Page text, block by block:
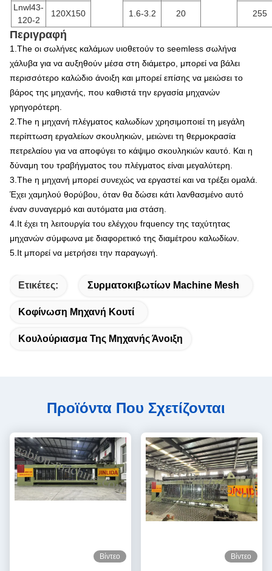
Lnwl43-
120-2
120X150 1.6-3.2 20 255
Περιγραφή
1.The οι σωλήνες καλάμων υιοθετούν το seemless σωλήνα
χάλυβα για να αυξηθούν μέσα στη διάμετρο, μπορεί να βάλει
περισσότερο καλώδιο άνοιξη και μπορεί επίσης να μειώσει το
βάρος της μηχανής, που καθιστά την εργασία μηχανών
γρηγορότερη.
2.The η μηχανή πλέγματος καλωδίων χρησιμοποιεί τη μεγάλη
περίπτωση εργαλείων σκουληκιών, μειώνει τη θερμοκρασία
πετρελαίου για να αποφύγει το κάψιμο σκουληκιών καυτό. Και η
δύναμη του τραβήγματος του πλέγματος είναι μεγαλύτερη.
3.The η μηχανή μπορεί συνεχώς να εργαστεί και να τρέξει ομαλά.
Έχει χαμηλού θορύβου, όταν θα δώσει κάτι λανθασμένο αυτό
έναν συναγερμό και αυτόματα μια στάση.
4.It έχει τη λειτουργία του ελέγχου frquency της ταχύτητας
μηχανών σύμφωνα με διαφορετικό της διαμέτρου καλωδίων.
5.It μπορεί να μετρήσει την παραγωγή.
Ετικέτες: Συρματοκιβωτίων Machine Mesh
Κοφίνωση Μηχανή Κουτί
Κουλούριασμα Της Μηχανής Άνοιξη
Προϊόντα Που Σχετίζονται
Βίντεο Βίντεο